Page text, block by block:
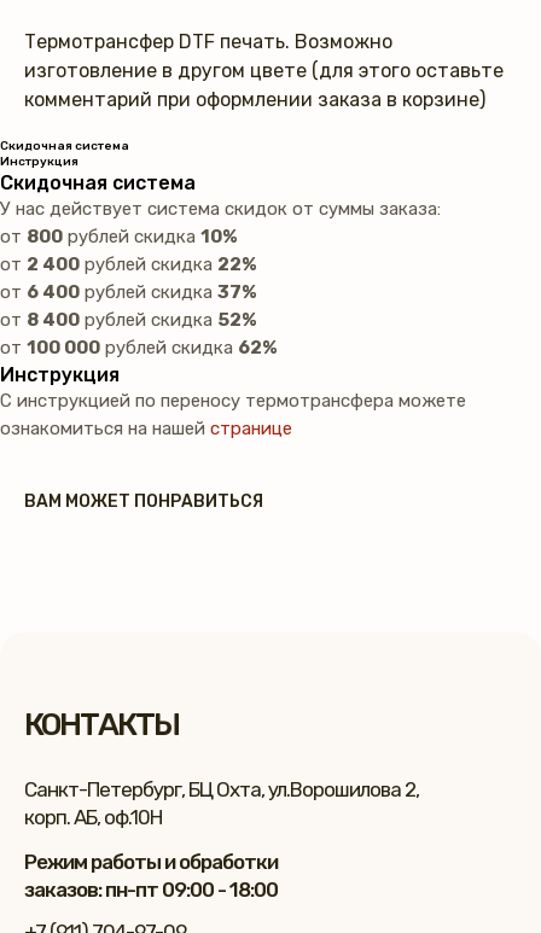
Термотрансфер DTF печать. Возможно
изготовление в другом цвете (для этого оставьте
комментарий при оформлении заказа в корзине)
Скидочная система
Инструкция
Скидочная система
У нас действует система скидок от суммы заказа:
от 800 рублей скидка 10%
от 2 400 рублей скидка 22%
от 6 400 рублей скидка 37%
от 8 400 рублей скидка 52%
от 100 000 рублей скидка 62%
Инструкция
С инструкцией по переносу термотрансфера можете
ознакомиться на нашей странице
ВАМ МОЖЕТ ПОНРАВИТЬСЯ
Санкт-Петербург, БЦ Охта, ул.Ворошилова 2,
корп. АБ, оф.10Н
Режим работы и обработки
заказов: пн-пт 09:00 - 18:00
КОНТАКТЫ